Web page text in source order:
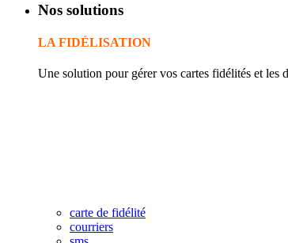
Nos solutions
LA FIDÉLISATION
Une solution pour gérer vos cartes fidélités et les
carte de fidélité
courriers